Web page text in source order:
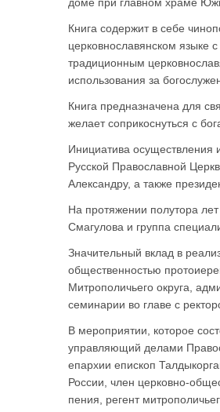
Книга содержит в себе
церковнославянском языке
традиционным
использования за
Книга предназначена для
желает соприкоснуться с
Инициатива осуществления
Русской Православной
Александру, а также
На протяжении полутора лет
Смагулова и группа
Значительный вклад в
общественностью
Митрополичьего округа,
семинарии во главе с
В мероприятии, которое
управляющий делами
епархии епископ
России, член церковно-
пения, регент